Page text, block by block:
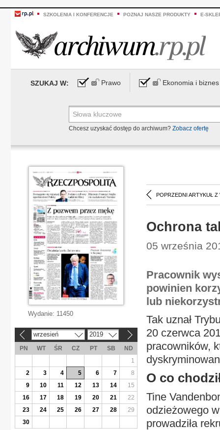
SZKOLENIA I KONFERENCJE POZNAJ NASZE PRODUKTY E-
SZUKAJ W: Prawo Ekonomia i biznes
Chcesz uzyskać dostęp do archiwum? Zobacz ofertę
POPRZEDNI ARTYKUŁ Z
Ochrona
05 września
Pracownik
powinien
lub
Tak uznał
20 czerwca
pracowników,
O co
Tine
odzieżowego
prowadziła
Wydanie: 11450
wrzesień 2019
PN WT ŚR CZ PT SB
ND
1
2
3 4 5 6 7
8
9
10 11 12 13 14
15
16
17 18 19 20 21
22
23
24 25 26 27 28
29
30